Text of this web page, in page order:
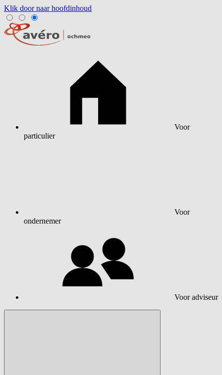
Klik door naar hoofdinhoud
Voor
particulier
Voor
ondernemer
Voor adviseur